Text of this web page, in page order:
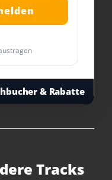
& Rabatte
Tracks